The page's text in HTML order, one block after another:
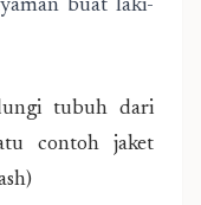
buat laki-
tubuh dari
contoh jaket